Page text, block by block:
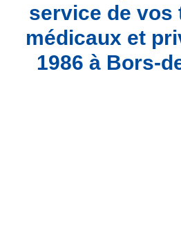
service de vos
médicaux et
1986 à Bors-